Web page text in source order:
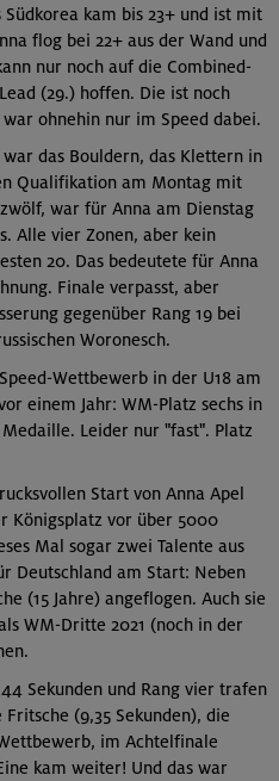
kam bis 23+ und ist mit
flog bei 22+ aus der Wand und
nur noch auf die Combined-
(29.) hoffen. Die ist noch
ohnehin nur im Speed dabei.
das Bouldern, das Klettern in
Qualifikation am Montag mit
war für Anna am Dienstag
Alle vier Zonen, aber kein
20. Das bedeutete für Anna
Finale verpasst, aber
gegenüber Rang 19 bei
Woronesch.
Wettbewerb in der U18 am
einem Jahr: WM-Platz sechs in
Leider nur "fast". Platz
Start von Anna Apel
Königsplatz vor über 5000
Mal sogar zwei Talente aus
Deutschland am Start: Neben
(15 Jahre) angeflogen. Auch sie
WM-Dritte 2021 (noch in der
Sekunden und Rang vier trafen
(9,35 Sekunden), die
im Achtelfinale
kam weiter! Und das war